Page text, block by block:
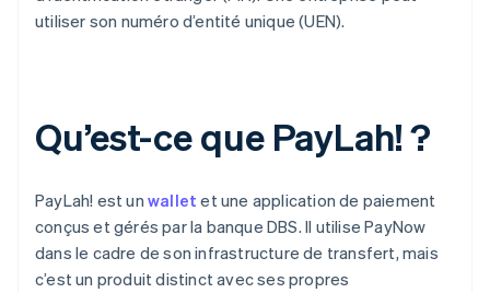
utiliser son numéro d’entité unique (UEN).
Qu’est-ce que PayLah! ?
PayLah! est un wallet et une application de paiement
conçus et gérés par la banque DBS. Il utilise PayNow
dans le cadre de son infrastructure de transfert, mais
c’est un produit distinct avec ses propres